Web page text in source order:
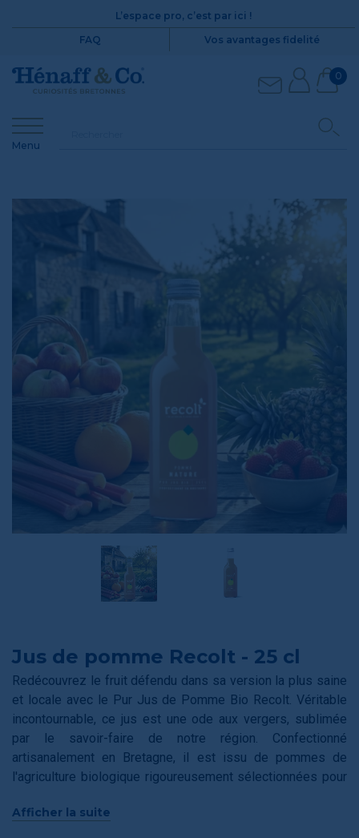
L’espace pro, c’est par ici !
FAQ
Vos avantages fidelité
0
Menu
Jus de pomme Recolt - 25 cl
Redécouvrez le fruit défendu dans sa version la plus saine
et locale avec le Pur Jus de Pomme Bio Recolt. Véritable
incontournable, ce jus est une ode aux vergers, sublimée
par le savoir-faire de notre région. Confectionné
artisanalement en Bretagne, il est issu de pommes de
l'agriculture biologique rigoureusement sélectionnées pour
Afficher la suite